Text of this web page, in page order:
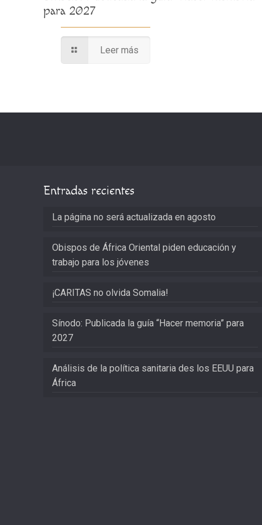
para 2027
Leer más
Entradas recientes
La página no será actualizada en agosto
Obispos de África Oriental piden educación y
trabajo para los jóvenes
¡CARITAS no olvida Somalia!
Sínodo: Publicada la guía “Hacer memoria” para
2027
Análisis de la política sanitaria des los EEUU para
África